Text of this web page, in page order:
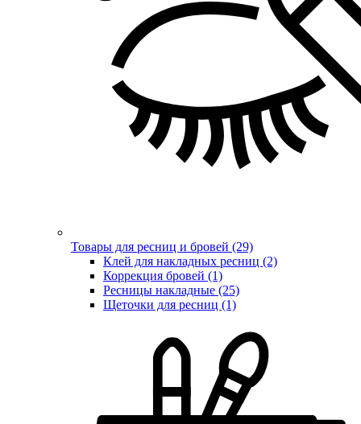
Товары для ресниц и бровей (29)
Клей для накладных ресниц (2)
Коррекция бровей (1)
Ресницы накладные (25)
Щеточки для ресниц (1)